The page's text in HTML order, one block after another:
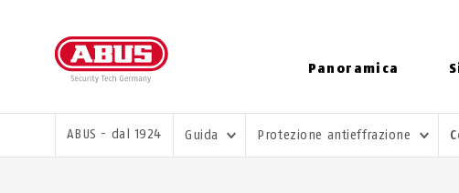
Panoramica
TI TROVI QUI:
ABUS - dal 1924 Guida Protezione antieffrazione